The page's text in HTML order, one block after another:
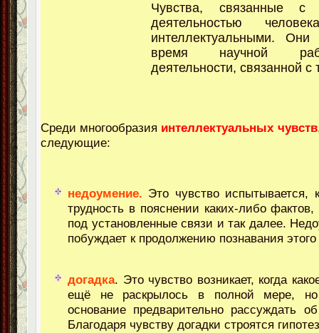
Чувства, связанные с
деятельностью
интеллектуальными.
время научной
деятельности, связанной с
Среди многообразия интеллектуальных чувств
следующие:
недоумение. Это чувство испытывается,
трудность в пояснении каких-либо
под установленные связи и так далее.
побуждает к продолжению познавания
догадка. Это чувство возникает, когда
ещё не раскрылось в полной мере,
основание предварительно рассуждать
Благодаря чувству догадки строятся